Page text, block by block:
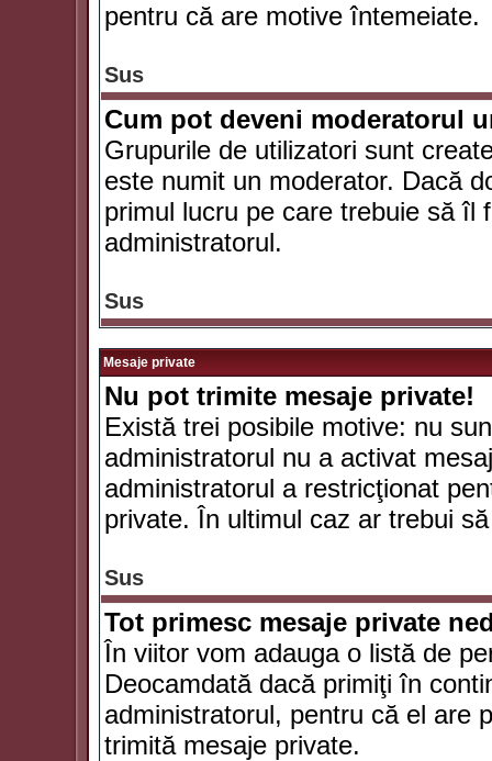
pentru că are motive întemeiate.
Sus
Cum pot deveni moderatorul
Grupurile de utilizatori sunt
este numit un moderator. Dacă
primul lucru pe care trebuie să îl
administratorul.
Sus
Mesaje private
Nu pot trimite mesaje private!
Există trei posibile motive: nu
administratorul nu a activat
administratorul a restricţionat
private. În ultimul caz ar trebui
Sus
Tot primesc mesaje private
În viitor vom adauga o listă de
Deocamdată dacă primiţi în
administratorul, pentru că el are
trimită mesaje private.